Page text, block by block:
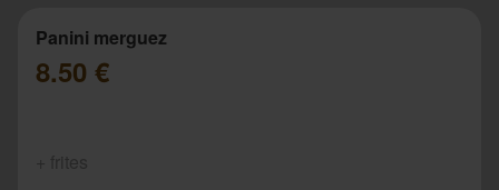
Panini merguez
8.50 €